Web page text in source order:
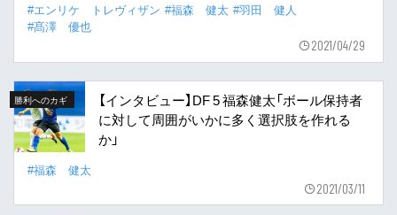
#エンリケ トレヴィザン #福森 健太 #羽田 健人
#髙澤 優也
2021/04/29
勝利へのカギ
【インタビュー】DF 5 福森健太「ボール保持者
に対して周囲がいかに多く選択肢を作れる
か」
#福森 健太
2021/03/11